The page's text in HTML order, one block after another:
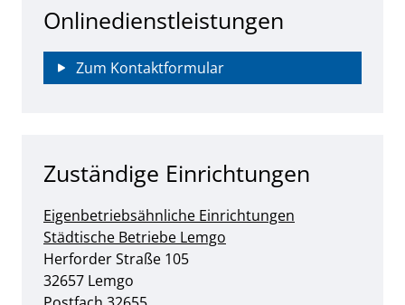
Onlinedienstleistungen
Zum Kontaktformular
Zuständige Einrichtungen
Eigenbetriebsähnliche Einrichtungen
Städtische Betriebe Lemgo
Straße:
Herforder Straße Hausnummer:
105
PLZ:
32657 Ort:
Lemgo